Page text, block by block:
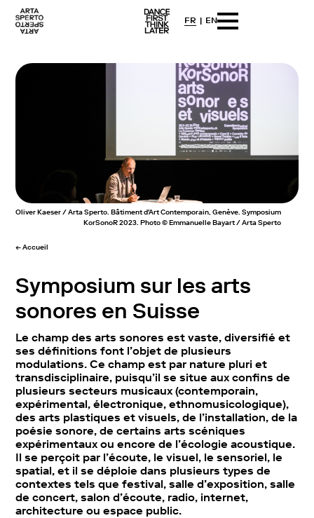
content
FR EN
Oliver Kaeser / Arta Sperto. Bâtiment d'Art Contemporain, Genève. Symposium
KorSonoR 2023. Photo © Emmanuelle Bayart / Arta Sperto
← Accueil
Symposium sur les arts
sonores en Suisse
Le champ des arts sonores est vaste, diversifié et
ses définitions font l’objet de plusieurs
modulations. Ce champ est par nature pluri et
transdisciplinaire, puisqu’il se situe aux confins de
plusieurs secteurs musicaux (contemporain,
expérimental, électronique, ethnomusicologique),
des arts plastiques et visuels, de l’installation, de la
poésie sonore, de certains arts scéniques
expérimentaux ou encore de l’écologie acoustique.
Il se perçoit par l’écoute, le visuel, le sensoriel, le
spatial, et il se déploie dans plusieurs types de
contextes tels que festival, salle d’exposition, salle
de concert, salon d’écoute, radio, internet,
architecture ou espace public.